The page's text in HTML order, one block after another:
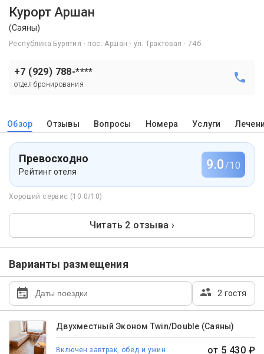
Курорт Аршан
(Саяны)
Республика Бурятия · пос. Аршан · ул. Трактовая · 74б
+7 (929) 788-****
отдел бронирования
Обзор Отзывы Вопросы Номера Услуги
Превосходно
Рейтинг отеля 9.0/10
Хороший сервис (10.0/10)
Читать 2 отзыва ›
Варианты размещения
2 гостя
Двухместный Эконом Twin/Double (Саяны)
Включен завтрак, обед и ужин от 5 430 ₽